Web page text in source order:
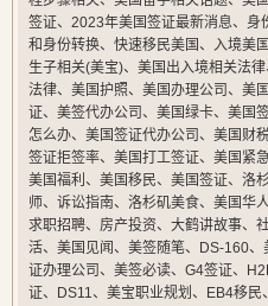
签证、 2023年美国签证最新消息、 身
和身份转换、 快速移民美国、 入境美国
生子相关(美宝)、 美国出入境相关法律
法律、 美国护照、 美国办理公司 、 美
证、 美签代办公司 、 美国绿卡、 美国
怎么办、 美国签证代办公司 、 美国财
签证拒签率、 美国打工签证、 美国紧
美国福利 、 美国移民、 美国签证、 洛
师、 诉讼指南、 洛杉矶美食、 美国华
求职招聘、 房产投资、 大鹤讲故事、
活、 美国见闻、 美签随笔、 DS-160、
证办理公司 、 美签必读、 G4签证、
证、 DS11、 美宝职业规划 、 EB4移民、